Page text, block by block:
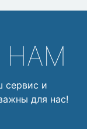
НАМ
сервис и
для нас!